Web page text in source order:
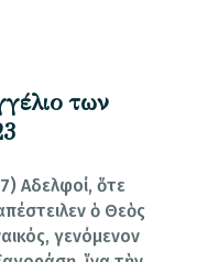
των
Αδελφοί, ὅτε
ὁ Θεὸς
γενόμενον